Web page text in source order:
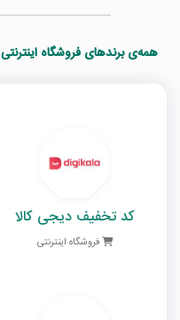
همه‌ی برندهای فروشگاه اینترنتی
کد تخفیف دیجی کالا
فروشگاه اینترنتی